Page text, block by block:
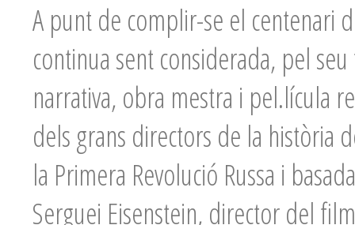
A punt de complir-se el centenari
continua sent considerada, pel
narrativa, obra mestra i pel.lícula
dels grans directors de la història
la Primera Revolució Russa i
Serguei Eisenstein, director del